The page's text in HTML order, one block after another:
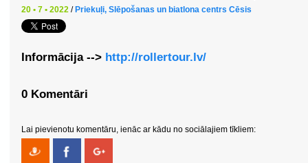
20 • 7 • 2022 / Priekuļi, Slēpošanas un biatlona centrs Cēsis
Informācija --> http://rollertour.lv/
0 Komentāri
Lai pievienotu komentāru, ienāc ar kādu no sociālajiem tīkliem: